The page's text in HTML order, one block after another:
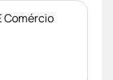
Comércio